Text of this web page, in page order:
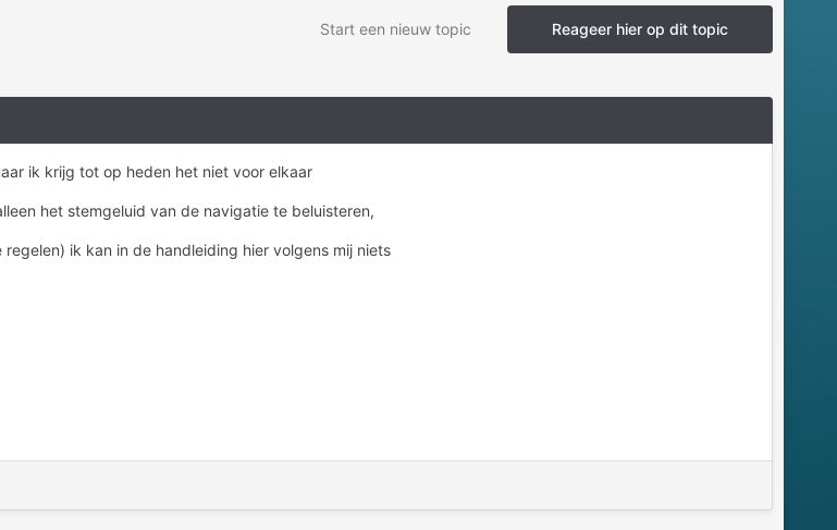
Reageer hier op dit topic
Start een nieuw topic
ik krijg tot op heden het niet voor elkaar
het stemgeluid van de navigatie te beluisteren,
ik kan in de handleiding hier volgens mij niets